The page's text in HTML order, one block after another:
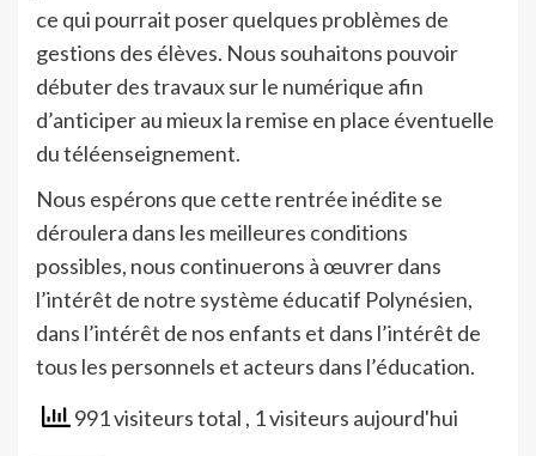
ce qui pourrait poser quelques problèmes de
gestions des élèves. Nous souhaitons pouvoir
débuter des travaux sur le numérique afin
d’anticiper au mieux la remise en place éventuelle
du téléenseignement.
Nous espérons que cette rentrée inédite se
déroulera dans les meilleures conditions
possibles, nous continuerons à œuvrer dans
l’intérêt de notre système éducatif Polynésien,
dans l’intérêt de nos enfants et dans l’intérêt de
tous les personnels et acteurs dans l’éducation.
991 visiteurs total , 1 visiteurs aujourd'hui